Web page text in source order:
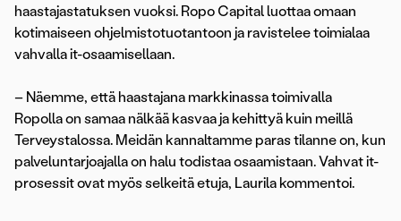
haastajastatuksen vuoksi. Ropo Capital luottaa omaan
kotimaiseen ohjelmistotuotantoon ja ravistelee toimialaa
vahvalla it-osaamisellaan.
– Näemme, että haastajana markkinassa toimivalla
Ropolla on samaa nälkää kasvaa ja kehittyä kuin meillä
Terveystalossa. Meidän kannaltamme paras tilanne on, kun
palveluntarjoajalla on halu todistaa osaamistaan. Vahvat it-
prosessit ovat myös selkeitä etuja, Laurila kommentoi.